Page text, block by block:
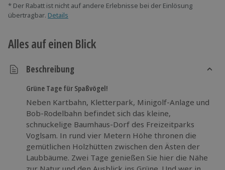
* Der Rabatt ist nicht auf andere Erlebnisse bei der Einlösung
übertragbar. Details
Alles auf einen Blick
Beschreibung
Grüne Tage für Spaßvögel!
Neben Kartbahn, Kletterpark, Minigolf-Anlage und
Bob-Rodelbahn befindet sich das kleine,
schnuckelige Baumhaus-Dorf des Freizeitparks
Voglsam. In rund vier Metern Höhe thronen die
gemütlichen Holzhütten zwischen den Ästen der
Laubbäume. Zwei Tage genießen Sie hier die Nähe